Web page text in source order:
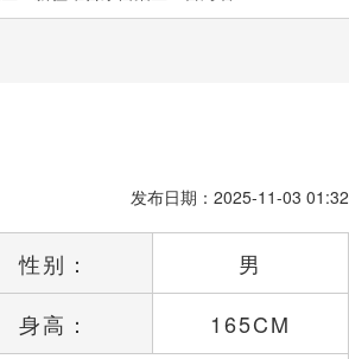
发布日期：2025-11-03 01:32
性别：
男
身高：
165CM